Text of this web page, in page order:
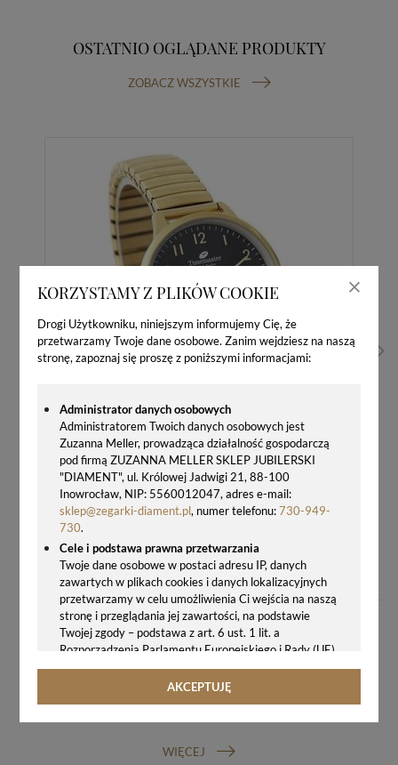
KORZYSTAMY Z PLIKÓW COOKIE
Drogi Użytkowniku, niniejszym informujemy Cię, że
przetwarzamy Twoje dane osobowe. Zanim wejdziesz na naszą
stronę, zapoznaj się proszę z poniższymi informacjami:
Administrator danych osobowych
Administratorem Twoich danych osobowych jest
Zuzanna Meller, prowadząca działalność gospodarczą
pod firmą ZUZANNA MELLER SKLEP JUBILERSKI
"DIAMENT", ul. Królowej Jadwigi 21, 88-100
Inowrocław, NIP: 5560012047, adres e-mail:
sklep@zegarki-diament.pl, numer telefonu:730-949-
730.
Cele i podstawa prawna przetwarzania
Twoje dane osobowe w postaci adresu IP, danych
zawartych w plikach cookies i danych lokalizacyjnych
przetwarzamy w celu umożliwienia Ci wejścia na naszą
stronę i przeglądania jej zawartości, na podstawie
Twojej zgody – podstawa z art. 6 ust. 1 lit. a
Rozporządzenia Parlamentu Europejskiego i Rady (UE)
2016/679 z 27.04.2016 r. w sprawie ochrony osób
fizycznych w związku z przetwarzaniem danych
AKCEPTUJĘ
OSTATNIO OGLĄDANE PRODUKTY
ZOBACZ WSZYSTKIE
219,00 zł
WIĘCEJ